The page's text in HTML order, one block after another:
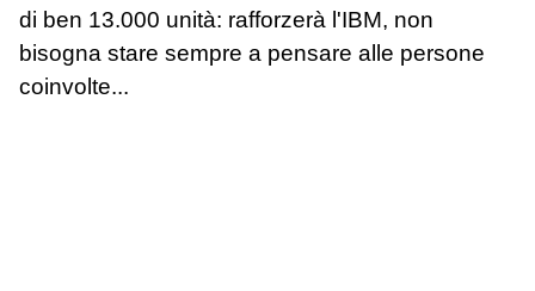
di ben 13.000 unità: rafforzerà l'IBM, non
bisogna stare sempre a pensare alle persone
coinvolte...